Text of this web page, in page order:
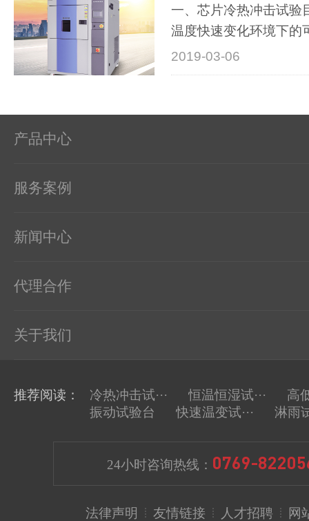
一、芯片冷热冲击试验
温度快速变化环境下的
热膨···
2019-03-06
产品中心
服务案例
新闻中心
代理合作
关于我们
推荐阅读： 冷热冲击试··· 恒温恒湿试···
高
振动试验台
快速温变试··· 淋雨
24小时咨询热线： 0769-
法律声明 友情链接 人才招聘
网